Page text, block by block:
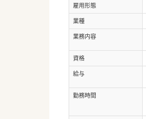
雇用形態
業種
業務内容
資格
給与
勤務時間